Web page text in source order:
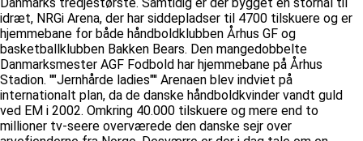
idræt, NRGi Arena, der har siddepladser til 4700 tilskuere og er
hjemmebane for både håndboldklubben Århus GF og
basketballklubben Bakken Bears. Den mangedobbelte
Danmarksmester AGF Fodbold har hjemmebane på Århus
Stadion. ''"Jernhårde ladies"'' Arenaen blev indviet på
internationalt plan, da de danske håndboldkvinder vandt guld
ved EM i 2002. Omkring 40.000 tilskuere og mere end to
millioner tv-seere overværede den danske sejr over